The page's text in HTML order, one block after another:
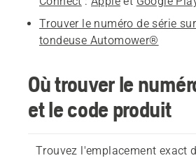
Trouver le numéro de série
tondeuse Automower®
Où trouver le
et le code produit
Trouvez l'emplacement exact